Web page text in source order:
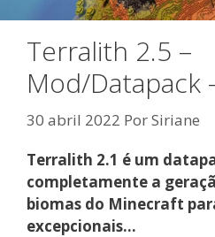
Terralith 2.5 –
Mod/Datapack
30 abril 2022 PorSiriane
Terralith 2.1 é um
completamente a
biomas do Minecraft
excepcionais…